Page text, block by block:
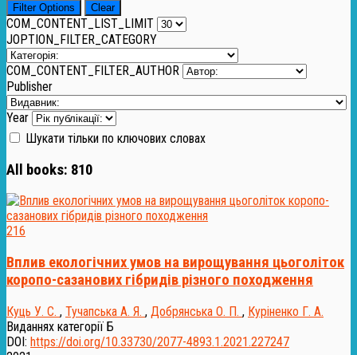
Filter Options Clear
COM_CONTENT_LIST_LIMIT
JOPTION_FILTER_CATEGORY
COM_CONTENT_FILTER_AUTHOR
Publisher
Year
Шукати тільки по ключових словах
All books: 810
216
Вплив екологічних умов на вирощування цьоголіток
коропо-сазанових гібридів різного походження
Куць У. С. , Тучапська А. Я. , Добрянська О. П. , Куріненко Г. А.
Виданнях категорії Б
DOI: https://doi.org/10.33730/2077-4893.1.2021.227247